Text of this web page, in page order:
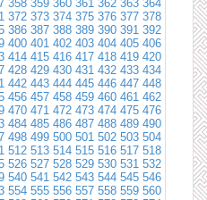
358 359 360 361 362 363 364
372 373 374 375 376 377 378
386 387 388 389 390 391 392
400 401 402 403 404 405 406
414 415 416 417 418 419 420
428 429 430 431 432 433 434
442 443 444 445 446 447 448
456 457 458 459 460 461 462
470 471 472 473 474 475 476
484 485 486 487 488 489 490
498 499 500 501 502 503 504
512 513 514 515 516 517 518
526 527 528 529 530 531 532
540 541 542 543 544 545 546
554 555 556 557 558 559 560